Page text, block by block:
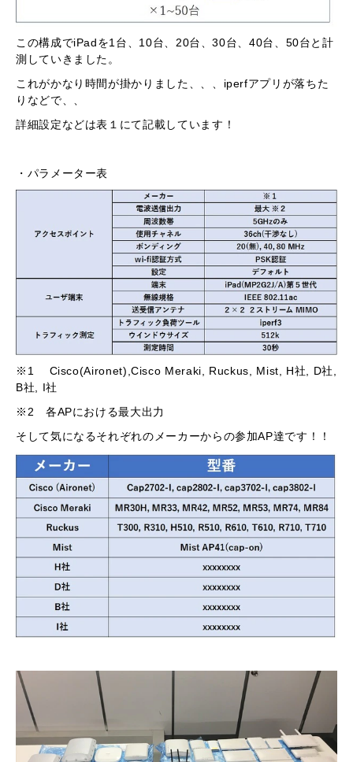
この構成でiPadを1台、10台、20台、30台、40台、50台と計
測していきました。
これがかなり時間が掛かりました、、、iperfアプリが落ちた
りなどで、、
詳細設定などは表１にて記載しています！
・パラメーター表
※1 Cisco(Aironet),Cisco Meraki, Ruckus, Mist, H社, D社,
B社, I社
※2 各APにおける最大出力
そして気になるそれぞれのメーカーからの参加AP達です！！